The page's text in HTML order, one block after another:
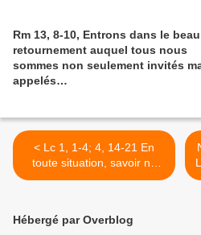
Rm 13, 8-10, Entrons dans le beau
retournement auquel tous nous
sommes non seulement invités
appelés…
< Lc 1, 1-4; 4, 14-21 En
toute situation, savoir ne
pas rester spectateur…
Hébergé par Overblog